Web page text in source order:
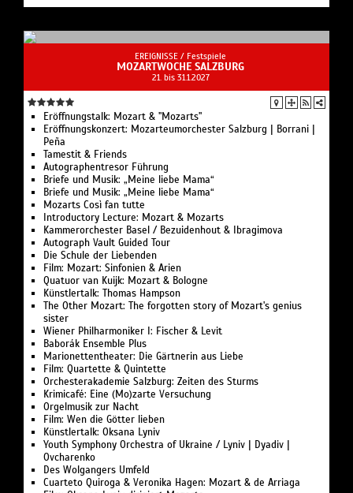
EREIGNISSE / Festspiele
MOZARTWOCHE SALZBURG
21. bis 31.1.2027
Eröffnungstalk: Mozart & "Mozarts"
Eröffnungskonzert: Mozarteumorchester Salzburg | Borrani |
Peña
Tamestit & Friends
Autographentresor Führung
Briefe und Musik: „Meine liebe Mama“
Briefe und Musik: „Meine liebe Mama“
Mozarts Così fan tutte
Introductory Lecture: Mozart & Mozarts
Kammerorchester Basel / Bezuidenhout & Ibragimova
Autograph Vault Guided Tour
Die Schule der Liebenden
Film: Mozart: Sinfonien & Arien
Quatuor van Kuijk: Mozart & Bologne
Künstlertalk: Thomas Hampson
The Other Mozart: The forgotten story of Mozart's genius
sister
Wiener Philharmoniker I: Fischer & Levit
Baborák Ensemble Plus
Marionettentheater: Die Gärtnerin aus Liebe
Film: Quartette & Quintette
Orchesterakademie Salzburg: Zeiten des Sturms
Krimicafé: Eine (Mo)zarte Versuchung
Orgelmusik zur Nacht
Film: Wen die Götter lieben
Künstlertalk: Oksana Lyniv
Youth Symphony Orchestra of Ukraine / Lyniv | Dyadiv |
Ovcharenko
Des Wolgangers Umfeld
Cuarteto Quiroga & Veronika Hagen: Mozart & de Arriaga